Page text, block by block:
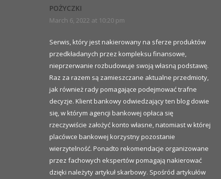
POŻYCZKI
March 6, 2022 at 10:20 pm
Serwis, który jest nakierowany na sferze produktów
przedkładanych przez kompleksu finansowe,
nieprzerwanie rozbudowuje swoją własną podstawę.
Raz za razem są zamieszczane aktualne przedmioty,
jak również rady pomagające podejmować trafne
decyzje. Klient bankowy odwiedzający ten blog dowie
się, w którym agencji bankowej opłaca się
rzeczywiście założyć konto własne, natomiast w której
placówce bankowej korzystny pozostanie
wierzytelność. Ponadto rekomendacje organizowane
przez fachowych ekspertów pomagają nakierować
dzięki należyty artykuł skarbowy. Spośród artykułów